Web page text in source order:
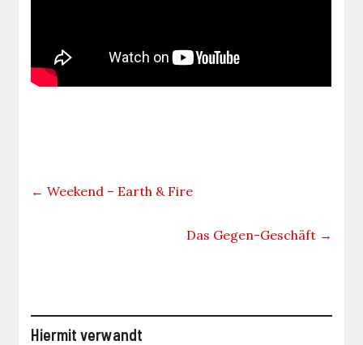
← Weekend – Earth & Fire
Das Gegen-Geschäft →
Hiermit verwandt